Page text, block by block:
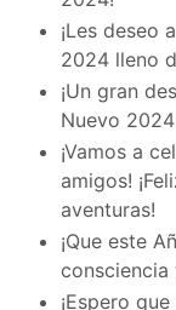
¡Les deseo
2024 lleno
¡Un gran
Nuevo
¡Vamos a
amigos!
aventuras!
¡Que este
consciencia
¡Espero